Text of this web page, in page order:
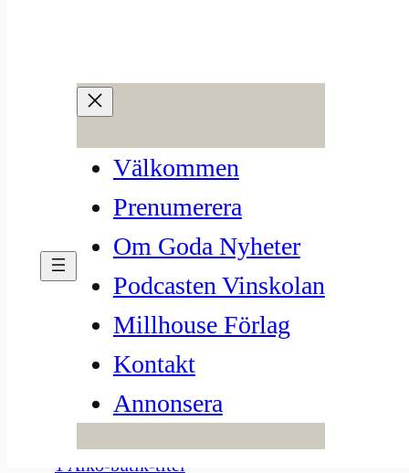
Välkommen
Prenumerera
Om Goda Nyheter
Podcasten Vinskolan
Millhouse Förlag
Kontakt
Annonsera
mar 11, 2021—avDavid Back
Vinboken, Vinskolan
Fler nyheter